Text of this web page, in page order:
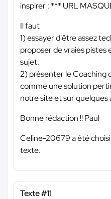
inspirer : *** URL
Il faut
1) essayer d'être assez
proposer de vraies pistes
sujet.
2) présenter le Coaching
comme une solution
notre site et sur quelques
Bonne rédaction !! Paul
Celine-20679 a été
texte.
Texte #11